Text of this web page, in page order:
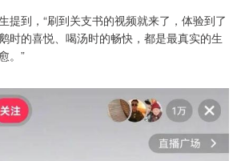
提到，“刷到关支书的视频就来了，体验到了
时的喜悦、喝汤时的畅快，都是最真实的生
。”